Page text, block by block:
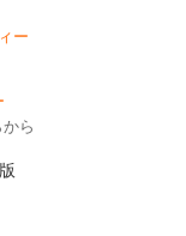
ー
ら